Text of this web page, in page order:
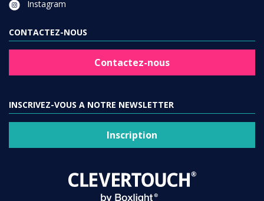
Instagram
CONTACTEZ-NOUS
Contactez-nous
INSCRIVEZ-VOUS A NOTRE NEWSLETTER
Inscription